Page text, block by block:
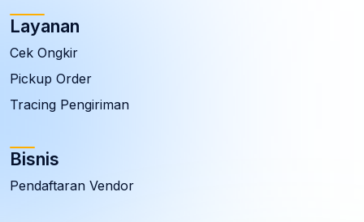
Layanan
Cek Ongkir
Pickup Order
Tracing Pengiriman
Bisnis
Pendaftaran Vendor